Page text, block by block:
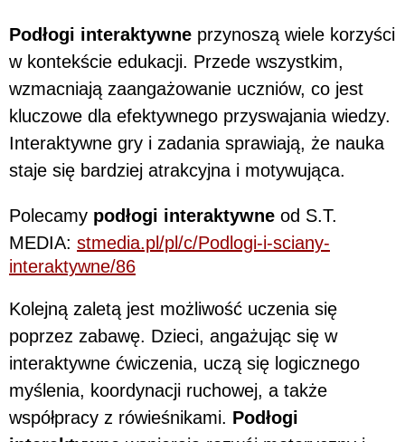
Podłogi interaktywne przynoszą wiele korzyści
w kontekście edukacji. Przede wszystkim,
wzmacniają zaangażowanie uczniów, co jest
kluczowe dla efektywnego przyswajania wiedzy.
Interaktywne gry i zadania sprawiają, że nauka
staje się bardziej atrakcyjna i motywująca.
Polecamy podłogi interaktywne od S.T.
MEDIA: stmedia.pl/pl/c/Podlogi-i-sciany-
interaktywne/86
Kolejną zaletą jest możliwość uczenia się
poprzez zabawę. Dzieci, angażując się w
interaktywne ćwiczenia, uczą się logicznego
myślenia, koordynacji ruchowej, a także
współpracy z rówieśnikami. Podłogi